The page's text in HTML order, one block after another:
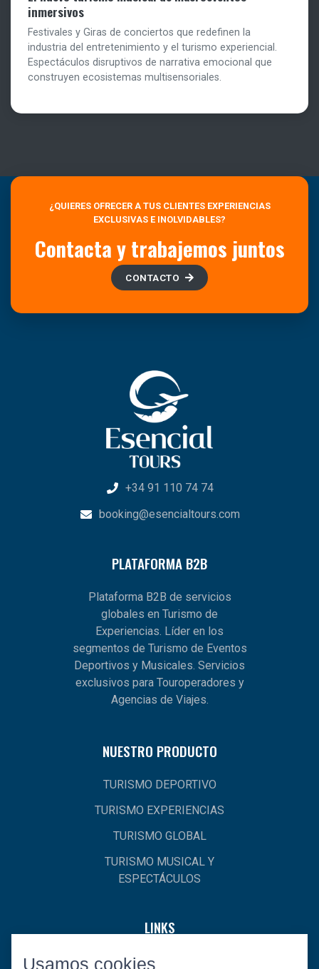
inmersivos
Festivales y Giras de conciertos que redefinen la
industria del entretenimiento y el turismo experiencial.
Espectáculos disruptivos de narrativa emocional que
construyen ecosistemas multisensoriales.
¿QUIERES OFRECER A TUS CLIENTES EXPERIENCIAS
EXCLUSIVAS E INOLVIDABLES?
Contacta y trabajemos juntos
CONTACTO
+34 91 110 74 74
booking@esencialtours.com
PLATAFORMA B2B
Plataforma B2B de servicios
globales en Turismo de
Experiencias. Líder en los
segmentos de Turismo de Eventos
Deportivos y Musicales. Servicios
exclusivos para Touroperadores y
Agencias de Viajes.
NUESTRO PRODUCTO
TURISMO DEPORTIVO
TURISMO EXPERIENCIAS
TURISMO GLOBAL
TURISMO MUSICAL Y
ESPECTÁCULOS
LINKS
INICIO
Usamos cookies